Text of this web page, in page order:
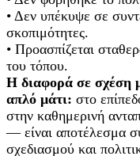
• Δεν υπέκυψε σε
σκοπιμότητες.
• Προασπίζεται
του τόπου.
Η διαφορά σε σχέση
απλό μάτι: στο
στην καθημερινή
— είναι αποτέλεσμα
σχεδιασμού και